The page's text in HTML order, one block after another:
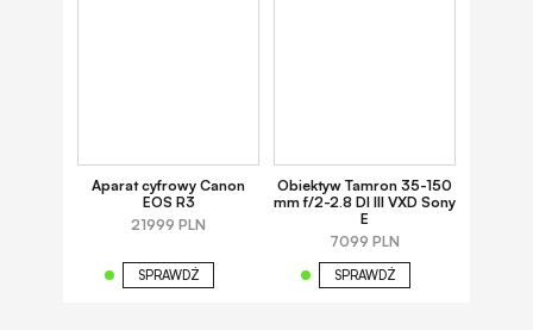
Aparat cyfrowy Canon
EOS R3
21999 PLN
SPRAWDŹ
Obiektyw Tamron 35-150
mm f/2-2.8 DI III VXD Sony
E
7099 PLN
SPRAWDŹ